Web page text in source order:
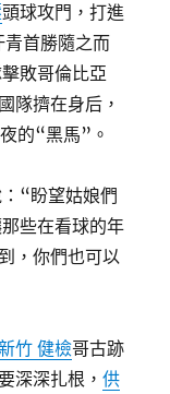
頭球攻門，打進
首勝隨之而
敗哥倫比亞
隊擠在身后，
的“黑馬”。
“盼望姑娘們
些在看球的年
，你們也可以
竹 健檢哥古跡
深深扎根，供